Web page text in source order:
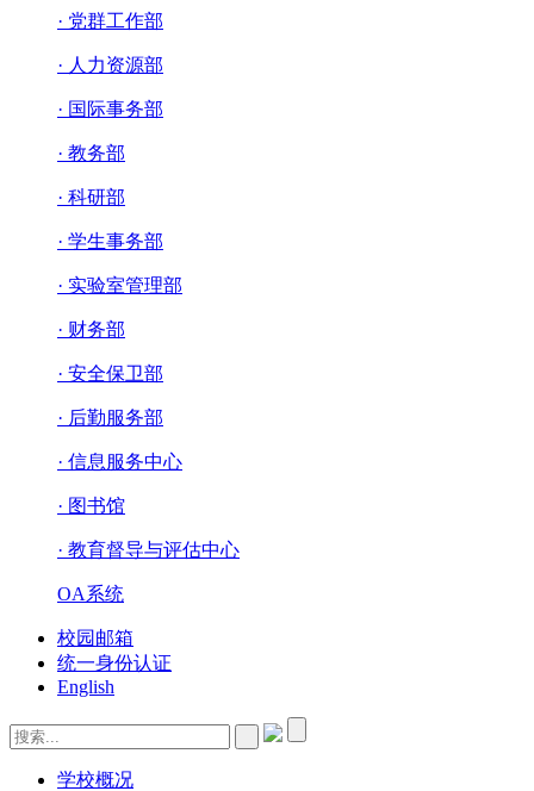
· 党群工作部
· 人力资源部
· 国际事务部
· 教务部
· 科研部
· 学生事务部
· 实验室管理部
· 财务部
· 安全保卫部
· 后勤服务部
· 信息服务中心
· 图书馆
· 教育督导与评估中心
OA系统
校园邮箱
统一身份认证
English
学校概况